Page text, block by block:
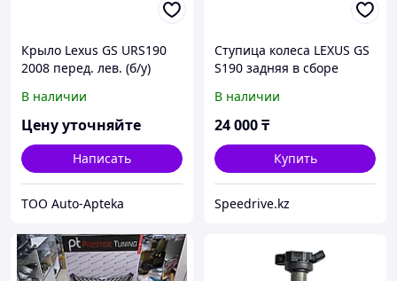
Крыло Lexus GS URS190
2008 перед. лев. (б/у)
В наличии
Цену уточняйте
Написать
ТОО Auto-Apteka
Ступица колеса LEXUS GS
S190 задняя в сборе
4241030020
В наличии
24 000₸
Купить
Speedrive.kz